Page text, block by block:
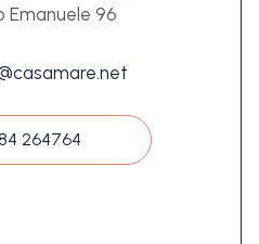
Emanuele 96
264764